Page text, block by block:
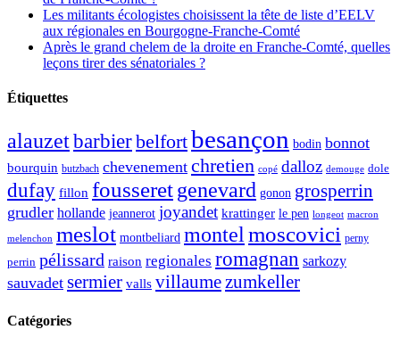
Les militants écologistes choisissent la tête de liste d’EELV
aux régionales en Bourgogne-Franche-Comté
Après le grand chelem de la droite en Franche-Comté, quelles
leçons tirer des sénatoriales ?
Étiquettes
alauzetbarbierbelfortbesançon bodin bonnot
bourquin butzbach chevenement chretien copé dalloz demouge dole
dufay fillon fousseretgenevard gonon grosperrin
grudler hollande jeannerot joyandet krattinger le pen longeot macron
melenchon meslot montbeliard montelmoscovici perny
perrin pélissard raison regionales romagnan sarkozy
sauvadet sermier valls villaumezumkeller
Catégories